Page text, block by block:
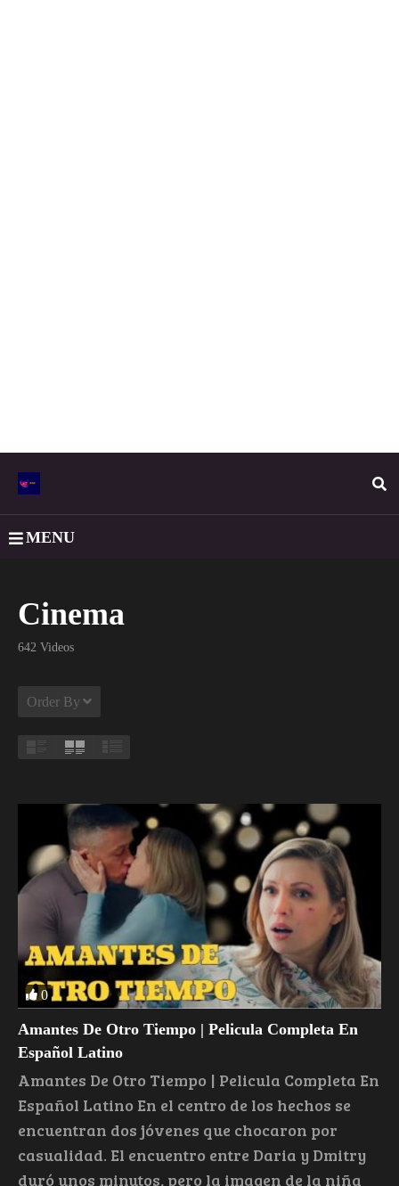
MENU
Cinema
642 Videos
Order By
0
Amantes De Otro Tiempo | Pelicula Completa En
Español Latino
Amantes De Otro Tiempo | Pelicula Completa En
Español Latino En el centro de los hechos se
encuentran dos jóvenes que chocaron por
casualidad. El encuentro entre Daria y Dmitry
duró unos minutos, pero la imagen de la niña